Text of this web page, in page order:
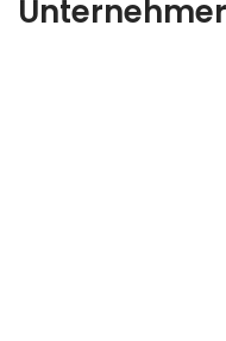
Unternehmer